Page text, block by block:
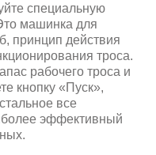
специальную
машинка для
принцип действия
троса.
рабочего троса и
кнопку «Пуск»,
все
эффективный